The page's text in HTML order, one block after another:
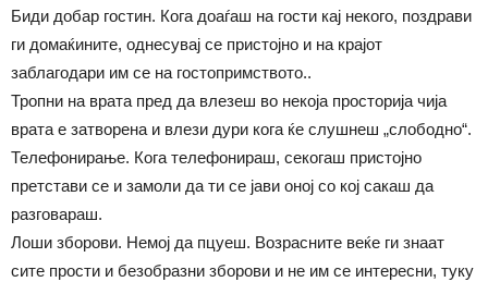
Биди добар гостин. Кога доаѓаш на гости кај некого, поздрави
ги домаќините, однесувај се пристојно и на крајот
заблагодари им се на гостопримството..
Тропни на врата пред да влезеш во некоја просторија чија
врата е затворена и влези дури кога ќе слушнеш „слободно“.
Телефонирање. Кога телефонираш, секогаш пристојно
претстави се и замоли да ти се јави оној со кој сакаш да
разговараш.
Лоши зборови. Немој да пцуеш. Возрасните веќе ги знаат
сите прости и безобразни зборови и не им се интересни, туку